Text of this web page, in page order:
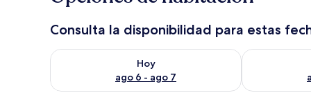
Consulta la disponibilidad para estas
Hoy
ago 6 - ago 7
Consulta la disponibilidad para hoy ago 6 - ago 7
Consulta la